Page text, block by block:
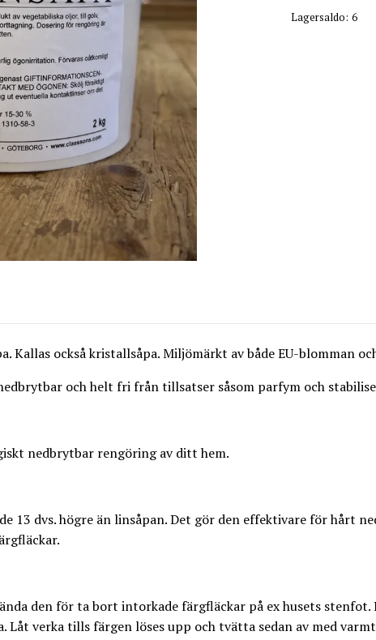
Lagersaldo: 6
Kallas också kristallsåpa. Miljömärkt av både EU-blomman
och helt fri från tillsatser såsom parfym och
nedbrytbar rengöring av ditt hem.
13 dvs. högre än linsåpan. Det gör den effektivare för hårt
den för ta bort intorkade färgfläckar på ex husets stenfot.
Låt verka tills färgen löses upp och tvätta sedan av med